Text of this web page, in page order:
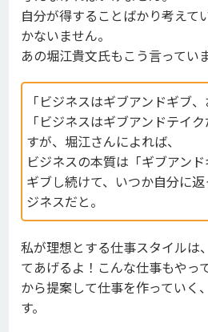
自分が得することばかり考えて
かないません。
あの堀江貴文氏もこう言っていま
「ビジネスはギブアンドギブ
「ビジネスはギブアンドテイ
すが、堀江さんによれば、
ビジネスの本質は「ギブアンド
ギブし続けて、いつか自分に
ジネスだと。
私が理想とする仕事スタイルは
てあげるよ！こんな仕事もやっ
から提案して仕事を作っていく
す。